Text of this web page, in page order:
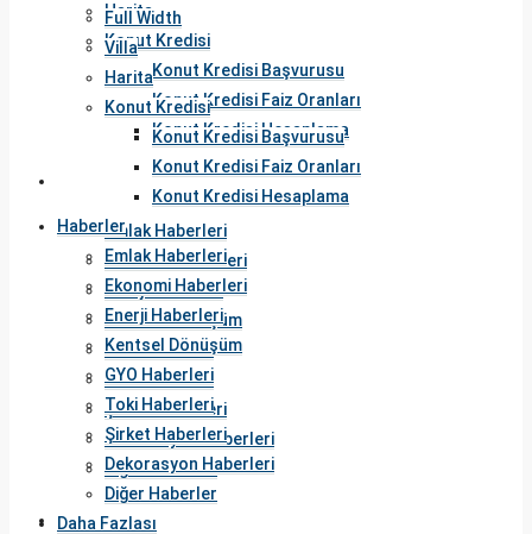
Harita
Konut Kredisi
Konut Kredisi Başvurusu
Konut Kredisi Faiz Oranları
Konut Kredisi Hesaplama
Emlak Haberleri
Ekonomi Haberleri
Enerji Haberleri
Kentsel Dönüşüm
GYO Haberleri
Toki Haberleri
Şirket Haberleri
Dekorasyon Haberleri
Diğer Haberler
Daha Fazlası
Full Width
Villa
Harita
Konut Kredisi
Konut Kredisi Başvurusu
Konut Kredisi Faiz Oranları
Konut Kredisi Hesaplama
Haberler
Emlak Haberleri
Ekonomi Haberleri
Enerji Haberleri
Kentsel Dönüşüm
GYO Haberleri
Toki Haberleri
Şirket Haberleri
Dekorasyon Haberleri
Diğer Haberler
Daha Fazlası